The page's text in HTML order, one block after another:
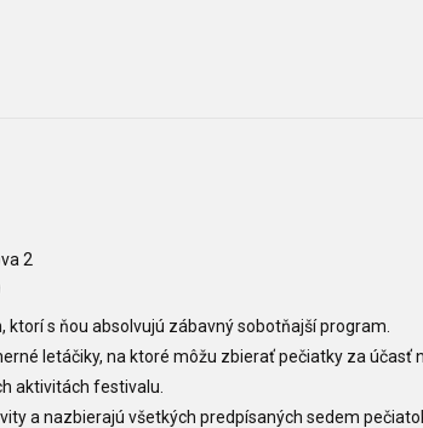
2
ktorí s ňou absolvujú zábavný sobotňajší program.
letáčiky, na ktoré môžu zbierať pečiatky za účasť
aktivitách festivalu.
a nazbierajú všetkých predpísaných sedem